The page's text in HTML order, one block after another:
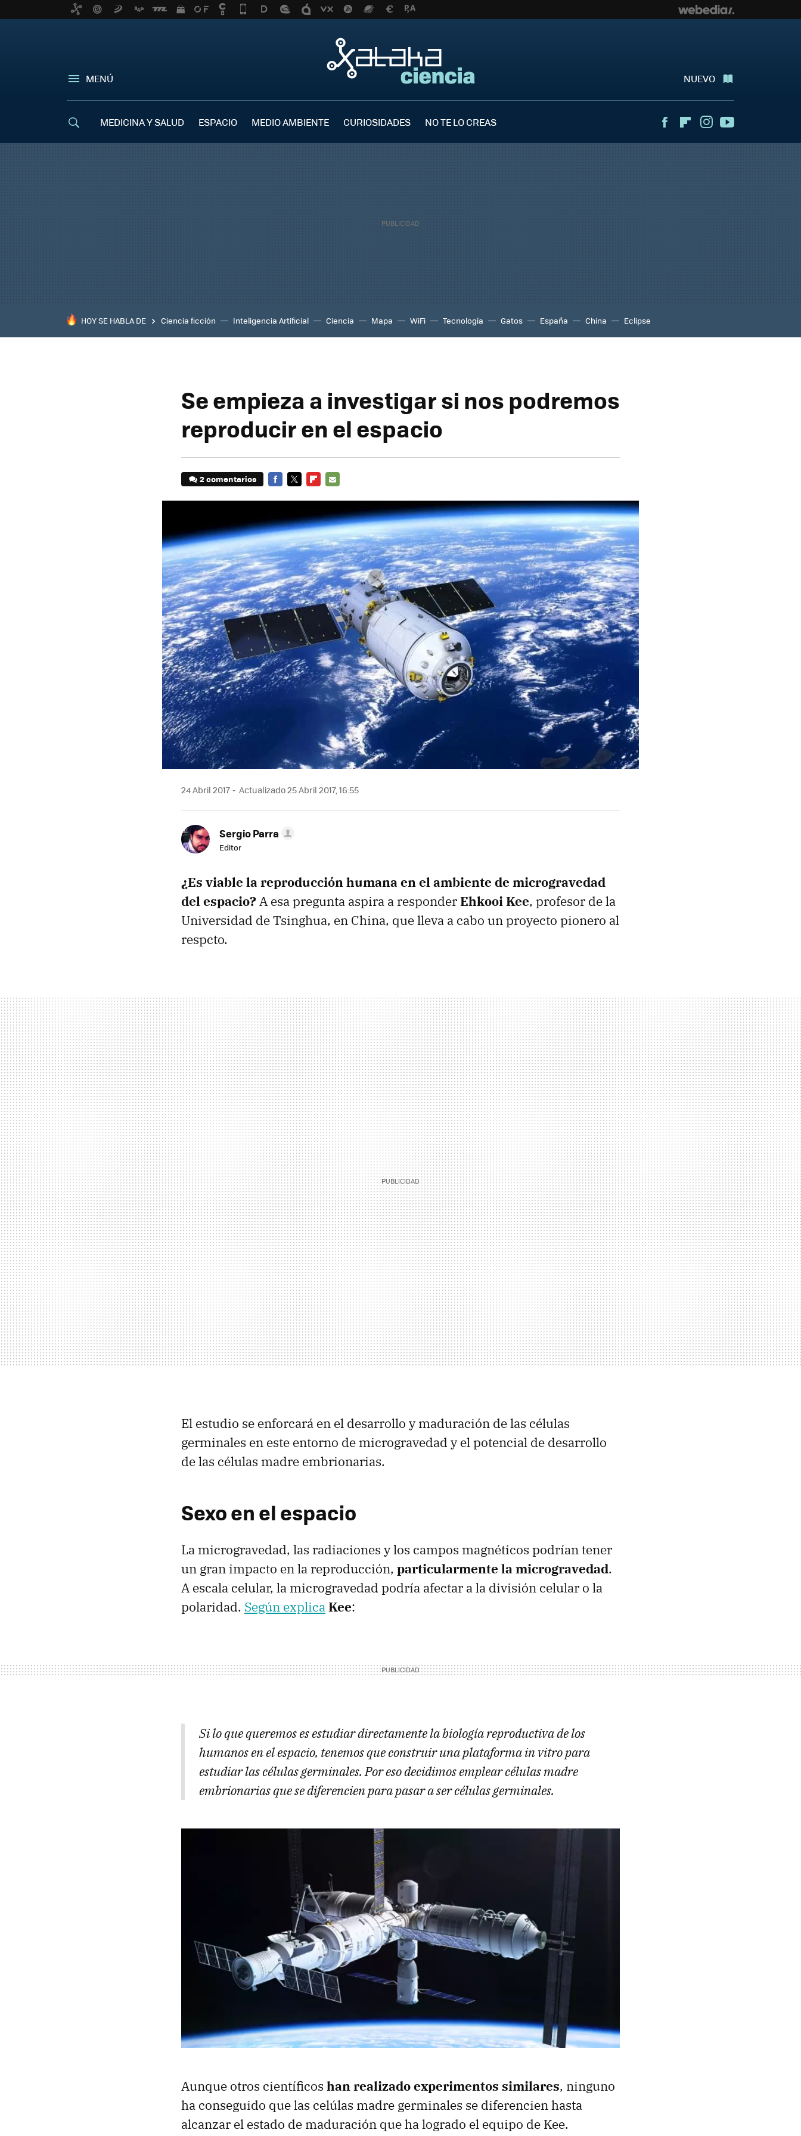
MENÚ NUEVO
MEDICINA Y SALUD ESPACIO MEDIO AMBIENTE CURIOSIDADES NO TE LO CREAS FacebookFlipboardInstagram
HOY SE HABLA DE Ciencia ficción Inteligencia Artificial Ciencia Mapa WiFi Tecnología Gatos España China Eclipse
Se empieza a investigar si nos podremos
reproducir en el espacio
2 comentarios
24 Abril 2017 Actualizado 25 Abril 2017, 16:55
Sergio Parra
Editor
¿Es viable la reproducción humana en el ambiente de microgravedad
del espacio?A esa pregunta aspira a responderEhkooi Kee, profesor de la
Universidad de Tsinghua, en China, que lleva a cabo un proyecto pionero al
respcto.
El estudio se enforcará en el desarrollo y maduración de las células
germinales en este entorno de microgravedad y el potencial de desarrollo
de las células madre embrionarias.
Sexo en el espacio
La microgravedad, las radiaciones y los campos magnéticos podrían tener
un gran impacto en la reproducción, particularmente la microgravedad.
A escala celular, la microgravedad podría afectar a la división celular o la
polaridad. Según explicaKee:
Si lo que queremos es estudiar directamente la biología reproductiva de los
humanos en el espacio, tenemos que construir una plataforma in vitro para
estudiar las células germinales. Por eso decidimos emplear células madre
embrionarias que se diferencien para pasar a ser células germinales.
Aunque otros científicos han realizado experimentos similares, ninguno
ha conseguido que las celúlas madre germinales se diferencien hasta
alcanzar el estado de maduración que ha logrado el equipo de Kee.